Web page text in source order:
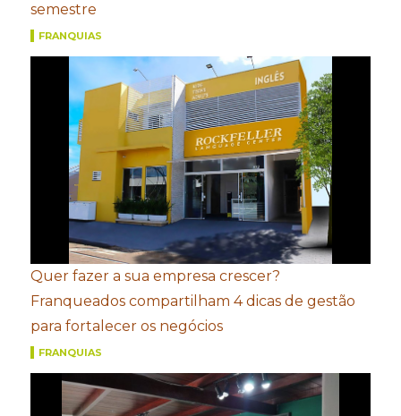
semestre
FRANQUIAS
Quer fazer a sua empresa crescer?
Franqueados compartilham 4 dicas de gestão
para fortalecer os negócios
FRANQUIAS